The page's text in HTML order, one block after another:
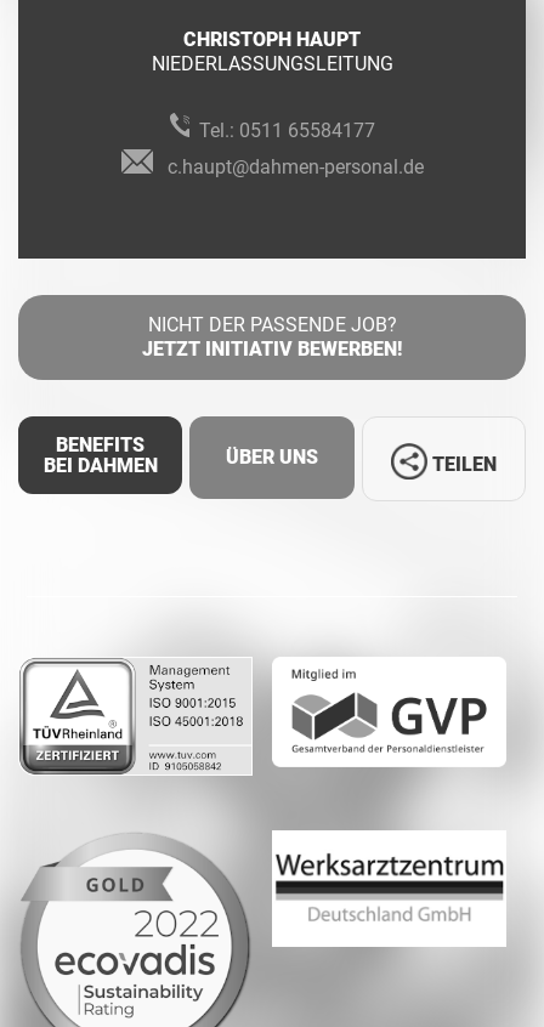
CHRISTOPH HAUPT
NIEDERLASSUNGSLEITUNG
Tel.: 0511 65584177
c.haupt@dahmen-personal.de
NICHT DER PASSENDE JOB?
JETZT INITIATIV BEWERBEN!
BENEFITS
BEI DAHMEN
ÜBER UNS
Whatsapp
TEILEN